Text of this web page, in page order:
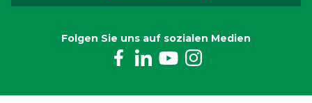
Folgen Sie uns auf sozialen Medien